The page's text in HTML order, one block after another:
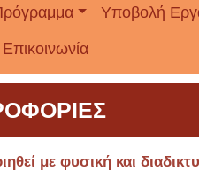
Υποβολή
Επικοινωνία
με φυσική και